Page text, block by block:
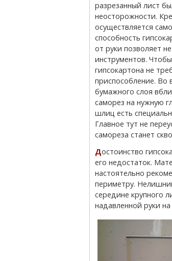
разрезанный лист
неосторожности.
осуществляется
способность
от руки позволяет
инструментов.
гипсокартона не
приспособление. Во
бумажного слоя
саморез на нужную
шлиц есть
Главное тут не
самореза станет
Достоинство гипсокартона легко обрабатываться практически голыми руками и есть
его недостаток.
настоятельно
периметру.
середине крупного
надавленной руки